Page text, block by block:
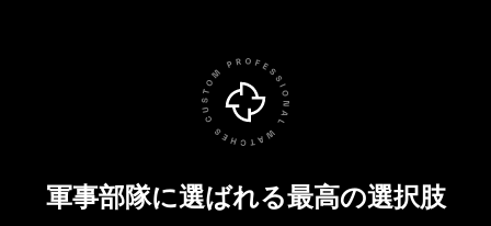
軍事部隊に選ばれる最高の選択肢